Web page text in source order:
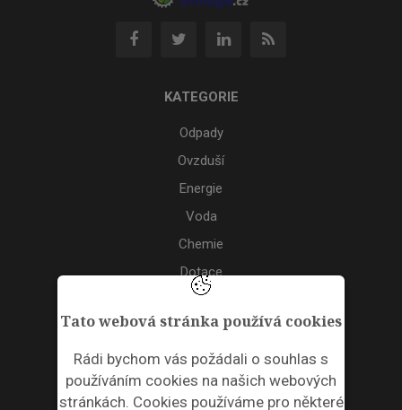
Tato webová stránka používá cookies
Rádi bychom vás požádali o souhlas s
používáním cookies na našich webových
stránkách. Cookies používáme pro některé
KATEGORIE
Odpady
Ovzduší
Energie
Voda
Chemie
Dotace
Akce
ODPADNÍ PLASTY